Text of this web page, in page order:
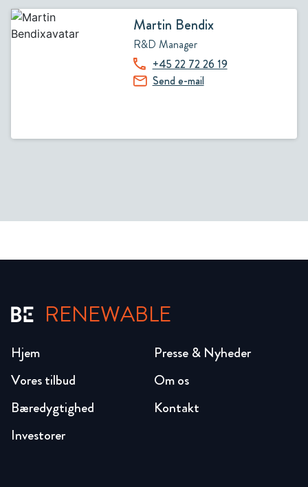
Martin Bendix
R&D Manager
+45 22 72 26 19
Send e-mail
RENEWABLE
Hjem
Vores tilbud
Bæredygtighed
Investorer
Presse & Nyheder
Om os
Kontakt